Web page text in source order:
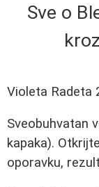
Sve o
Violeta Radeta
Sveobuhvatan
kapaka).
oporavku,